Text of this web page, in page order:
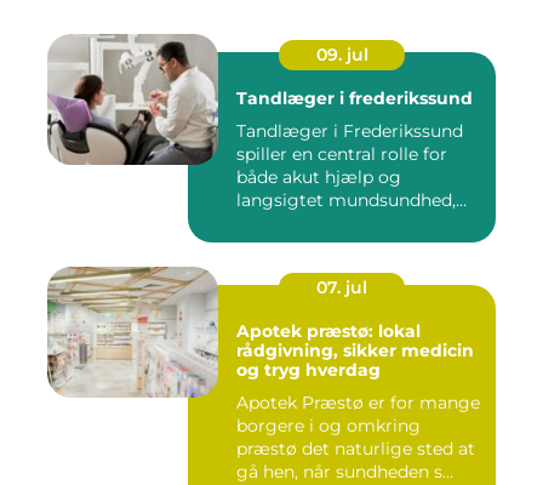
09. jul
Tandlæger i frederikssund
Tandlæger i Frederikssund
spiller en central rolle for
både akut hjælp og
langsigtet mundsundhed,
07. jul
Apotek præstø: lokal
rådgivning, sikker medicin
og tryg hverdag
Apotek Præstø er for mange
borgere i og omkring
præstø det naturlige sted at
gå hen, når sundheden s...